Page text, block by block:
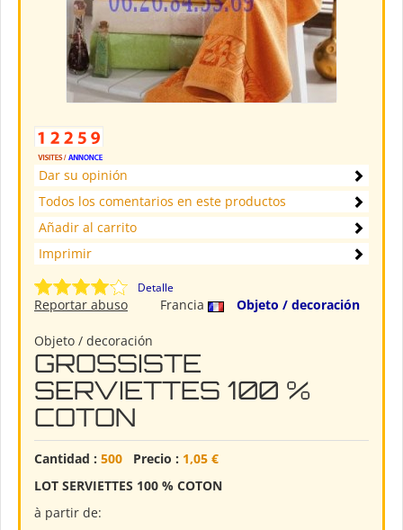
Dar su opinión
Todos los comentarios en este productos
Añadir al carrito
Imprimir
Detalle
Francia Objeto / decoración
Reportar abuso
Objeto / decoración
GROSSISTE
SERVIETTES 100 %
COTON
Cantidad : 500 Precio : 1,05 €
LOT SERVIETTES 100 % COTON
à partir de: